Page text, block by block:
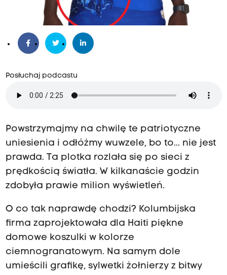
Posłuchaj podcastu
Powstrzymajmy na chwilę te patriotyczne
uniesienia i odłóżmy wuwzele, bo to... nie jest
prawda. Ta plotka rozlała się po sieci z
prędkością światła. W kilkanaście godzin
zdobyła prawie milion wyświetleń.
O co tak naprawdę chodzi? Kolumbijska
firma zaprojektowała dla Haiti piękne
domowe koszulki w kolorze
ciemnogranatowym. Na samym dole
umieścili grafikę, sylwetki żołnierzy z bitwy